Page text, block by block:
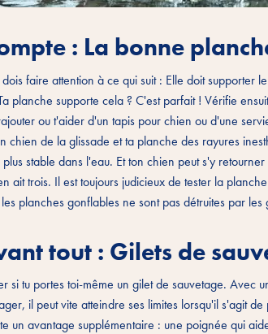
: La bonne
faire attention à ce qui suit : Elle doit supporter
planche supporte cela ? C'est parfait ! Vérifie
ou t'aider d'un tapis pour chien ou d'une
chien de la glissade et ta planche des rayures
stable dans l'eau. Et ton chien peut s'y
ait trois. Il est toujours judicieux de tester la
planches gonflables ne sont pas détruites par
tout : Gilets de
si tu portes toi-même un gilet de sauvetage. Avec
il peut vite atteindre ses limites lorsqu'il s'agit
un avantage supplémentaire : une poignée qui